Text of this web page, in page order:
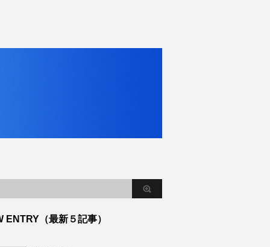
ENTRY（最新５記事）